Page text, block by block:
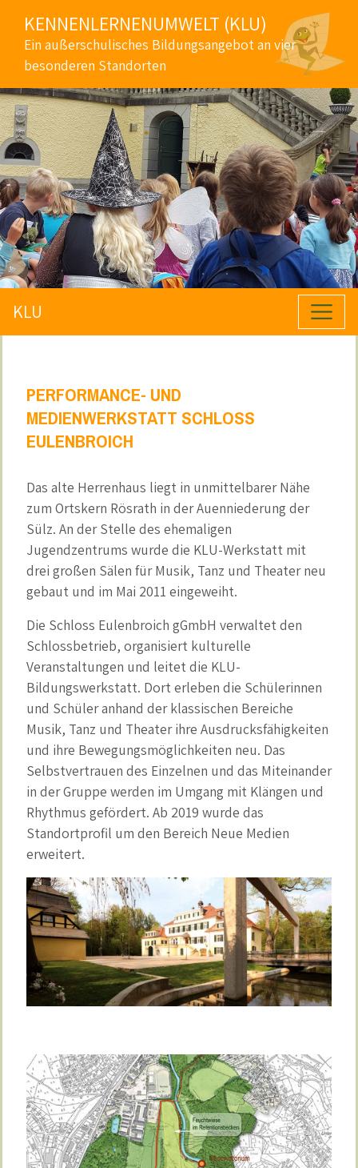
KENNENLERNENUMWELT (KLU)
Ein außerschulisches Bildungsangebot an vier
besonderen Standorten
KLU
PERFORMANCE- UND
MEDIENWERKSTATT SCHLOSS
EULENBROICH
Das alte Herrenhaus liegt in unmittelbarer Nähe
zum Ortskern Rösrath in der Auenniederung der
Sülz. An der Stelle des ehemaligen
Jugendzentrums wurde die KLU-Werkstatt mit
drei großen Sälen für Musik, Tanz und Theater neu
gebaut und im Mai 2011 eingeweiht.
Die Schloss Eulenbroich gGmbH verwaltet den
Schlossbetrieb, organisiert kulturelle
Veranstaltungen und leitet die KLU-
Bildungswerkstatt. Dort erleben die Schülerinnen
und Schüler anhand der klassischen Bereiche
Musik, Tanz und Theater ihre Ausdrucksfähigkeiten
und ihre Bewegungsmöglichkeiten neu. Das
Selbstvertrauen des Einzelnen und das Miteinander
in der Gruppe werden im Umgang mit Klängen und
Rhythmus gefördert. Ab 2019 wurde das
Standortprofil um den Bereich Neue Medien
erweitert.